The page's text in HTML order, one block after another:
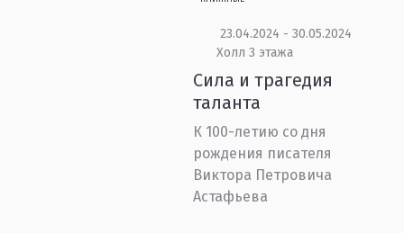
23.04.2024 - 30.05.2024
Холл 3 этажа
Сила и трагедия
таланта
К 100-летию со дня
рождения писателя
Виктора Петровича
Астафьева